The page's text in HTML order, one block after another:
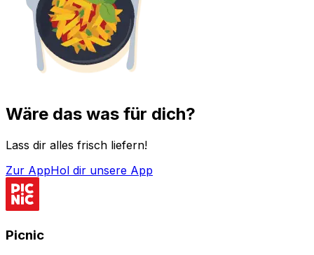
Wäre das was für dich?
Lass dir alles frisch liefern!
Zur AppHol dir unsere App
Picnic